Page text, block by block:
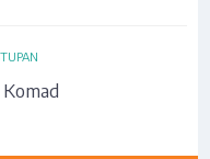
Komad